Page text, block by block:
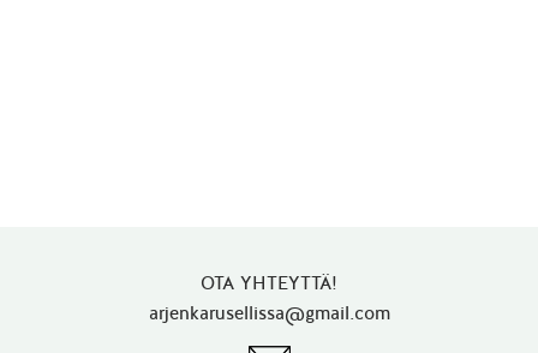
OTA YHTEYTTÄ!
arjenkarusellissa@gmail.com